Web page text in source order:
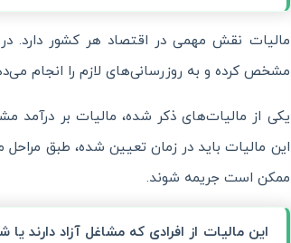
مالیات نقش مهمی در اقتصاد هر کشور دارد. در
مشخص کرده و به روزرسانی‌های لازم را انجام
یکی از مالیات‌های ذکر شده، مالیات بر درآمد
این مالیات باید در زمان تعیین شده، طبق
ممکن است جریمه شوند.